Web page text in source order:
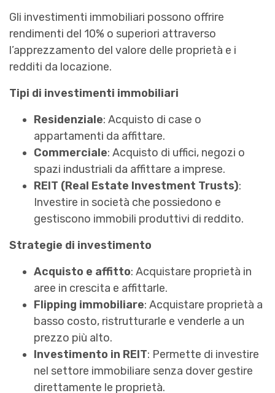
Gli investimenti immobiliari possono offrire
rendimenti del 10% o superiori attraverso
l’apprezzamento del valore delle proprietà e i
redditi da locazione.
Tipi di investimenti immobiliari
Residenziale: Acquisto di case o
appartamenti da affittare.
Commerciale: Acquisto di uffici, negozi o
spazi industriali da affittare a imprese.
REIT (Real Estate Investment Trusts):
Investire in società che possiedono e
gestiscono immobili produttivi di reddito.
Strategie di investimento
Acquisto e affitto: Acquistare proprietà in
aree in crescita e affittarle.
Flipping immobiliare: Acquistare proprietà a
basso costo, ristrutturarle e venderle a un
prezzo più alto.
Investimento in REIT: Permette di investire
nel settore immobiliare senza dover gestire
direttamente le proprietà.